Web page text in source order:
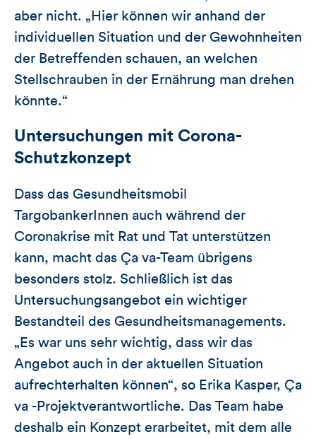
aber nicht. „Hier können wir anhand der
individuellen Situation und der Gewohnheiten
der Betreffenden schauen, an welchen
Stellschrauben in der Ernährung man drehen
könnte.“
Untersuchungen mit Corona-
Schutzkonzept
Dass das Gesundheitsmobil
TargobankerInnen auch während der
Coronakrise mit Rat und Tat unterstützen
kann, macht das Ça va-Team übrigens
besonders stolz. Schließlich ist das
Untersuchungsangebot ein wichtiger
Bestandteil des Gesundheitsmanagements.
„Es war uns sehr wichtig, dass wir das
Angebot auch in der aktuellen Situation
aufrechterhalten können“, so Erika Kasper, Ça
va -Projektverantwortliche. Das Team habe
deshalb ein Konzept erarbeitet, mit dem alle